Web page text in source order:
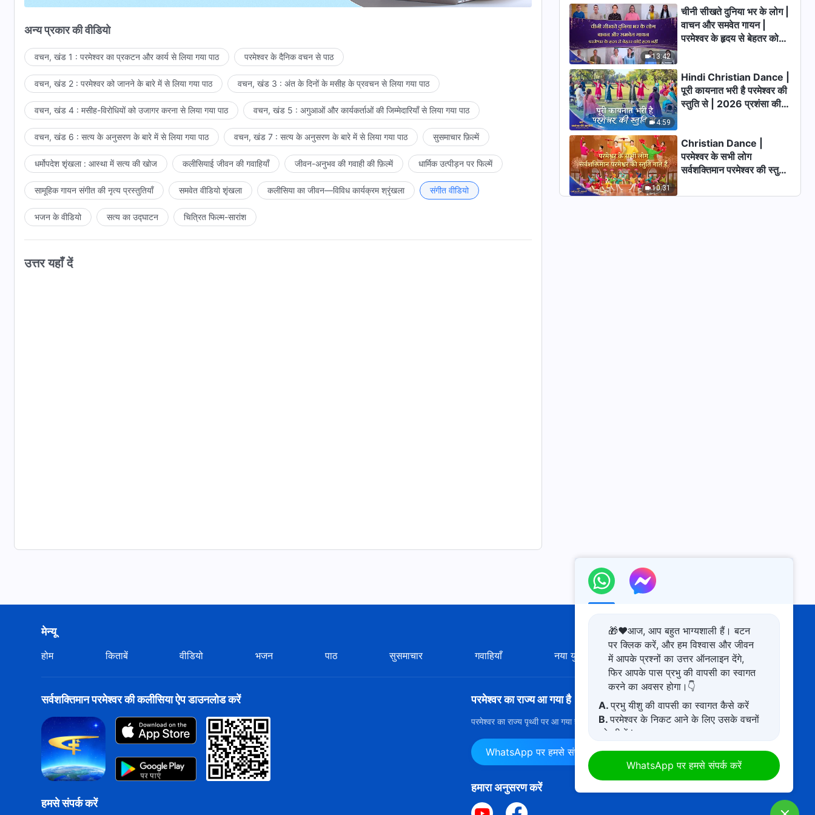
4:22
English Christian Song |
सर्वशक्तिमान परमेश्वर का गुणगान करो
(Hindi Subtitles)
4:01
Christian Song | सभी राष्ट्रों और
लोगों पर परमेश्वर का न्याय | Male Solo
आगोश में लेता है पूरी इंसानियत को।
सुंदर और सौम्य है उसका चेहरा।
उसने न कभी छोड़ा है, ओझल कभी न हुआ है।
दिन-रात साथ है इंसान के वो।
सतत साथी है इंसान का वो।
समर्पित परवाह, विशेष अनुराग अपना
जो प्रदर्शित करता है वो इंसान के लिये,
अपनी सच्ची चिंता और प्यार इंसान के लिये,
वो सब रोशनी में आए धीरे-धीरे
अन्य प्रकार की वीडियो
वचन, खंड 1 : परमेश्वर का प्रकटन और कार्य से लिया गया पाठ परमेश्वर के दैनिक वचन से पाठ
वचन, खंड 2 : परमेश्वर को जानने के बारे में से लिया गया पाठ वचन, खंड 3 : अंत के दिनों के मसीह के प्रवचन से लिया गया पाठ
वचन, खंड 4 : मसीह-विरोधियों को उजागर करना से लिया गया पाठ वचन, खंड 5 : अगुआओं और कार्यकर्ताओं की जिम्मेदारियाँ से लिया गया पाठ
वचन, खंड 6 : सत्य के अनुसरण के बारे में से लिया गया पाठ वचन, खंड 7 : सत्य के अनुसरण के बारे में से लिया गया पाठ सुसमाचार फ़िल्में
धर्मोपदेश शृंखला : आस्था में सत्य की खोज कलीसियाई जीवन की गवाहियाँ जीवन-अनुभव की गवाही की फ़िल्में धार्मिक उत्पीड़न पर फिल्में
सामूहिक गायन संगीत की नृत्य प्रस्तुतियाँ समवेत वीडियो शृंखला कलीसिया का जीवन—विविध कार्यक्रम श्रृंखला संगीत वीडियो
भजन के वीडियो सत्य का उद्घाटन चित्रित फिल्म-सारांश
उत्तर यहाँ दें
13:42
चीनी सीखते दुनिया भर के लोग |
वाचन और समवेत गायन |
परमेश्वर के हृदय से बेहतर कोई
4:59
Hindi Christian Dance |
पूरी कायनात भरी है परमेश्वर की
स्तुति से | 2026 प्रशंसा की
10:31
Christian Dance |
परमेश्वर के सभी लोग
सर्वशक्तिमान परमेश्वर की स्तुति
आवाजें
मेन्यू
होम किताबें वीडियो भजन पाठ सुसमाचार गवाहियाँ नया युग चित्र-प्रदर्शनी हमारे बारे में
सर्वशक्तिमान परमेश्वर की कलीसिया ऐप डाउनलोड करें
हमसे संपर्क करें
परमेश्वर का राज्य आ गया है
परमेश्वर का राज्य पृथ्वी पर आ गया है! क्या आप इसमें प्रवेश करना चाहते हैं? और अधिक जानें
WhatsApp पर हमसे संपर्क करें
हमारा अनुसरण करें
🎁❤️आज, आप बहुत भाग्यशाली हैं। बटन
पर क्लिक करें, और हम विश्वास और जीवन
में आपके प्रश्नों का उत्तर ऑनलाइन देंगे,
फिर आपके पास प्रभु की वापसी का स्वागत
करने का अवसर होगा।👇
A.प्रभु यीशु की वापसी का स्वागत कैसे करें
B.परमेश्वर के निकट आने के लिए उसके वचनों
को सीखें l
मेरे पास एक प्रार्थना अनुरोध है।
कठिन समय में परमेश्वर में अपनी आस्था कैसे
WhatsApp पर हमसे संपर्क करें